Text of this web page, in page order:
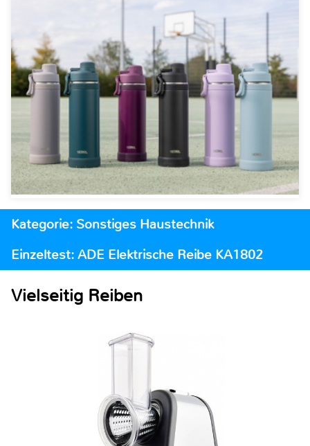
Kategorie: Sonstiges Haustechnik
Einzeltest: ADE Elektrische Reibe KA1802
Vielseitig Reiben